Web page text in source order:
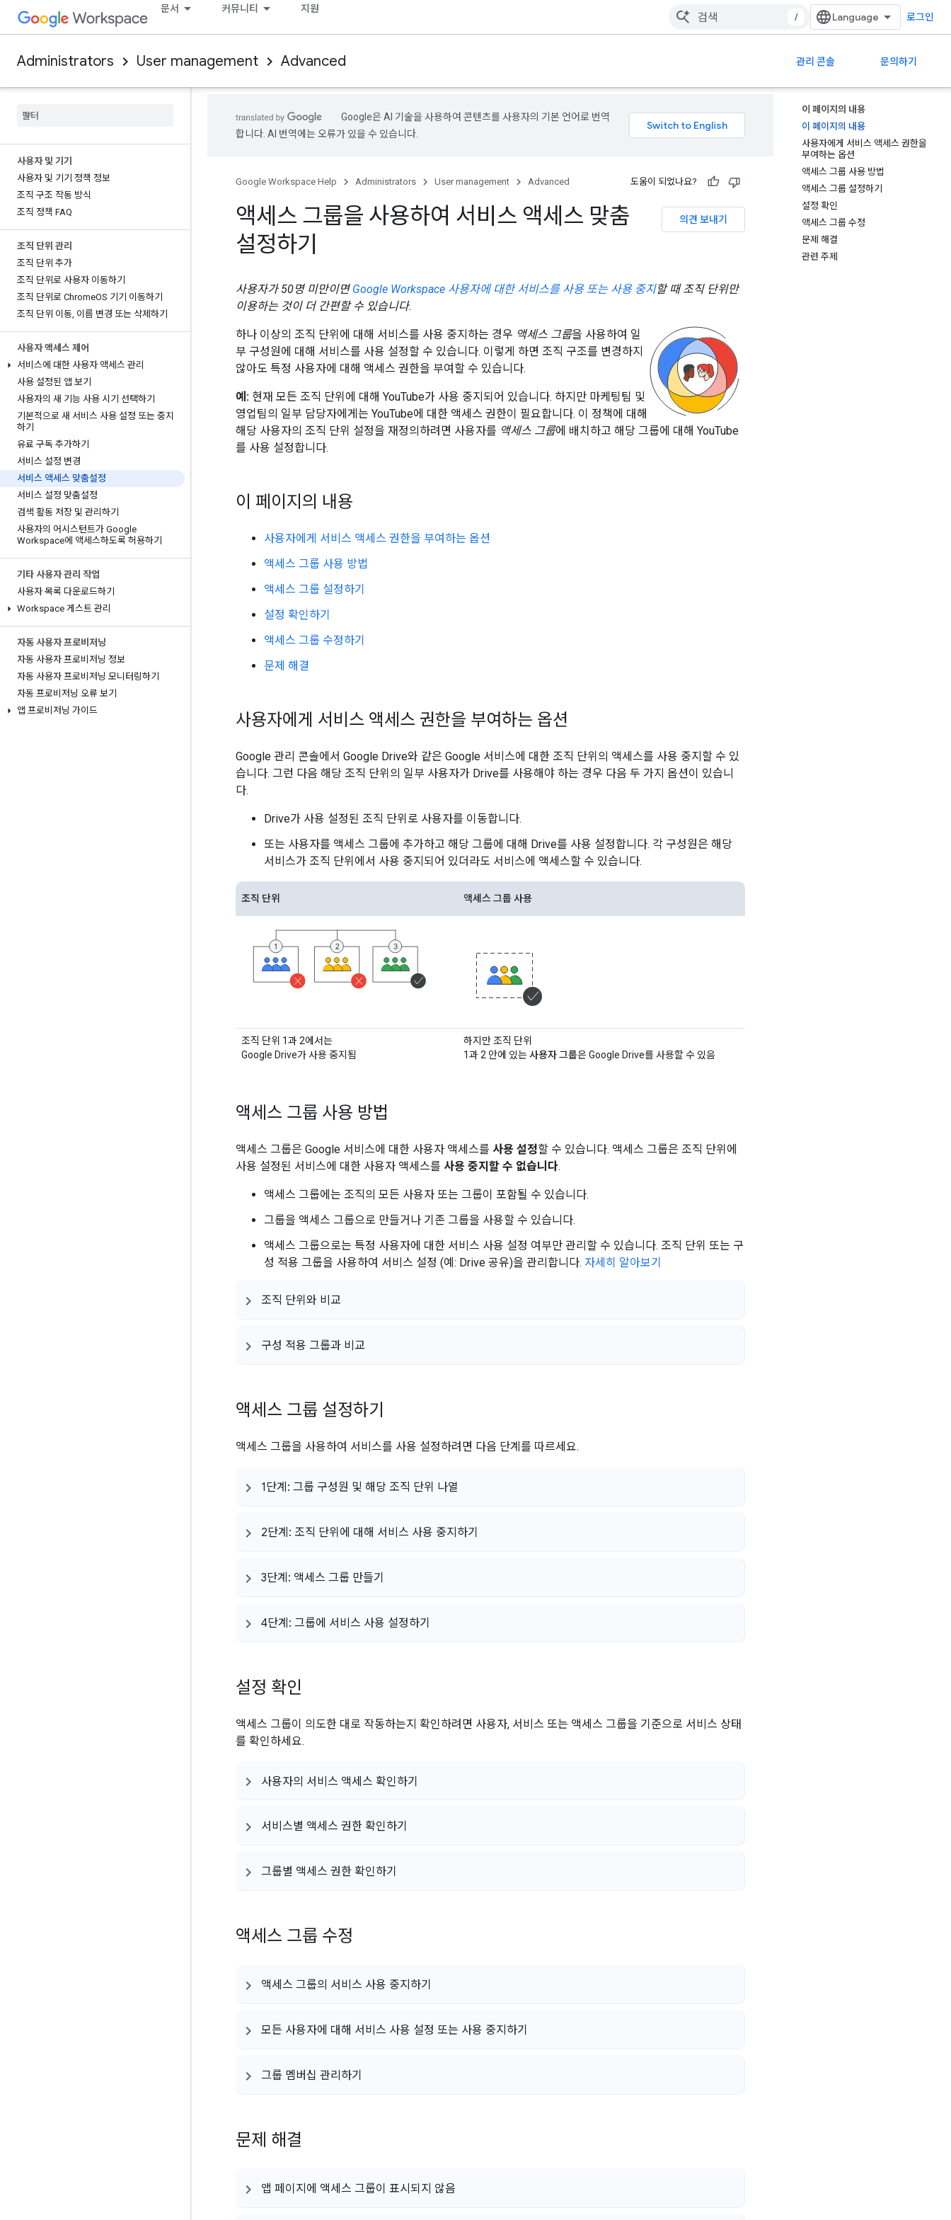
문서 커뮤니티 지원
/ 로그인
Administrators User management Advanced 관리 콘솔 문의하기
사용자 및 기기
사용자 및 기기 정책 정보
조직 구조 작동 방식
조직 정책 FAQ
조직 단위 관리
조직 단위 추가
조직 단위로 사용자 이동하기
조직 단위로 ChromeOS 기기 이동하기
조직 단위 이동, 이름 변경 또는 삭제하기
사용자 액세스 제어
서비스에 대한 사용자 액세스 관리
사용 설정된 앱 보기
사용자의 새 기능 사용 시기 선택하기
기본적으로 새 서비스 사용 설정 또는 중지
하기
유료 구독 추가하기
서비스 설정 변경
서비스 액세스 맞춤설정
서비스 설정 맞춤설정
검색 활동 저장 및 관리하기
사용자의 어시스턴트가 Google
Workspace에 액세스하도록 허용하기
기타 사용자 관리 작업
사용자 목록 다운로드하기
Workspace 게스트 관리
자동 사용자 프로비저닝
자동 사용자 프로비저닝 정보
자동 사용자 프로비저닝 모니터링하기
자동 프로비저닝 오류 보기
앱 프로비저닝 가이드
이 페이지의 내용
이 페이지의 내용
사용자에게 서비스 액세스 권한을
부여하는 옵션
액세스 그룹 사용 방법
액세스 그룹 설정하기
설정 확인
액세스 그룹 수정
문제 해결
관련 주제
Google은 AI 기술을 사용하여 콘텐츠를 사용자의 기본 언어로 번역
합니다. AI 번역에는 오류가 있을 수 있습니다.
Google Workspace Help Administrators User management Advanced 도움이 되었나요?
의견 보내기
액세스 그룹을 사용하여 서비스 액세스 맞춤
설정하기
사용자가 50명 미만이면 Google Workspace 사용자에 대한 서비스를 사용 또는 사용 중지할 때 조직 단위만
이용하는 것이 더 간편할 수 있습니다.
하나 이상의 조직 단위에 대해 서비스를 사용 중지하는 경우 액세스 그룹을 사용하여 일
부 구성원에 대해 서비스를 사용 설정할 수 있습니다. 이렇게 하면 조직 구조를 변경하지
않아도 특정 사용자에 대해 액세스 권한을 부여할 수 있습니다.
예: 현재 모든 조직 단위에 대해 YouTube가 사용 중지되어 있습니다. 하지만 마케팅팀 및
영업팀의 일부 담당자에게는 YouTube에 대한 액세스 권한이 필요합니다. 이 정책에 대해
해당 사용자의 조직 단위 설정을 재정의하려면 사용자를 액세스 그룹에 배치하고 해당 그룹에 대해 YouTube
를 사용 설정합니다.
이 페이지의 내용
사용자에게 서비스 액세스 권한을 부여하는 옵션
액세스 그룹 사용 방법
액세스 그룹 설정하기
설정 확인하기
액세스 그룹 수정하기
문제 해결
사용자에게 서비스 액세스 권한을 부여하는 옵션
Google 관리 콘솔에서 Google Drive와 같은 Google 서비스에 대한 조직 단위의 액세스를 사용 중지할 수 있
습니다. 그런 다음 해당 조직 단위의 일부 사용자가 Drive를 사용해야 하는 경우 다음 두 가지 옵션이 있습니
다.
Drive가 사용 설정된 조직 단위로 사용자를 이동합니다.
또는 사용자를 액세스 그룹에 추가하고 해당 그룹에 대해 Drive를 사용 설정합니다. 각 구성원은 해당
서비스가 조직 단위에서 사용 중지되어 있더라도 서비스에 액세스할 수 있습니다.
조직 단위 액세스 그룹 사용
조직 단위 1과 2에서는
Google Drive가 사용 중지됨
하지만 조직 단위
1과 2 안에 있는사용자 그룹은 Google Drive를 사용할 수 있음
액세스 그룹 사용 방법
액세스 그룹은 Google 서비스에 대한 사용자 액세스를 사용 설정할 수 있습니다. 액세스 그룹은 조직 단위에
사용 설정된 서비스에 대한 사용자 액세스를 사용 중지할 수 없습니다.
액세스 그룹에는 조직의 모든 사용자 또는 그룹이 포함될 수 있습니다.
그룹을 액세스 그룹으로 만들거나 기존 그룹을 사용할 수 있습니다.
액세스 그룹으로는 특정 사용자에 대한 서비스 사용 설정 여부만 관리할 수 있습니다. 조직 단위 또는 구
성 적용 그룹을 사용하여 서비스 설정 (예: Drive 공유)을 관리합니다. 자세히 알아보기
조직 단위와 비교
구성 적용 그룹과 비교
액세스 그룹 설정하기
액세스 그룹을 사용하여 서비스를 사용 설정하려면 다음 단계를 따르세요.
1단계: 그룹 구성원 및 해당 조직 단위 나열
2단계: 조직 단위에 대해 서비스 사용 중지하기
3단계: 액세스 그룹 만들기
4단계: 그룹에 서비스 사용 설정하기
설정 확인
액세스 그룹이 의도한 대로 작동하는지 확인하려면 사용자, 서비스 또는 액세스 그룹을 기준으로 서비스 상태
를 확인하세요.
사용자의 서비스 액세스 확인하기
서비스별 액세스 권한 확인하기
그룹별 액세스 권한 확인하기
액세스 그룹 수정
액세스 그룹의 서비스 사용 중지하기
모든 사용자에 대해 서비스 사용 설정 또는 사용 중지하기
그룹 멤버십 관리하기
문제 해결
앱 페이지에 액세스 그룹이 표시되지 않음